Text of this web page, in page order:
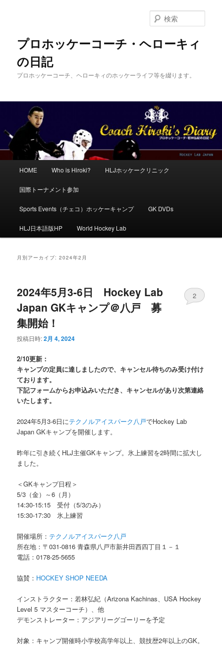
移
動
プロホッケーコーチ・ヘローキィ
の日記
プロホッケーコーチ、ヘローキィのホッケーライフ等を綴ります。
索
HOME Who is Hiroki? HLJホッケークリニック
国際トーナメント参加
Sports Events（チェコ）ホッケーキャンプ GK DVDs
HLJ日本語版HP World Hockey Lab
月別アーカイブ:2024年2月
2024年5月3-6日 Hockey Lab
Japan GKキャンプ＠八戸 募
集開始！
投稿日時:2月 4, 2024
2
2/10更新：
キャンプの定員に達しましたので、キャンセル待ちのみ受け付け
ております。
下記フォームからお申込みいただき、キャンセルがあり次第連絡
いたします。
2024年5月3-6日にテクノルアイスパーク八戸でHockey Lab
Japan GKキャンプを開催します。
昨年に引き続くHLJ主催GKキャンプ。氷上練習を2時間に拡大し
ました。
＜GKキャンプ日程＞
5/3（金）～6（月）
14:30-15:15 受付（5/3のみ）
15:30-17:30 氷上練習
開催場所： テクノルアイスパーク八戸
所在地：〒031-0816 青森県八戸市新井田西四丁目１－１
電話：0178-25-5655
協賛： HOCKEY SHOP NEEDA
インストラクター：若林弘紀（Arizona Kachinas、USA Hockey
Level 5 マスターコーチ）、他
デモンストレーター：アジアリーグゴーリーを予定
対象：キャンプ開催時小学校高学年以上、競技歴2年以上のGK。